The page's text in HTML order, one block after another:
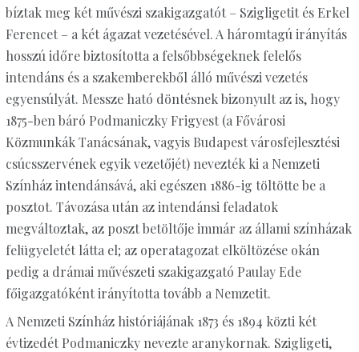
bíztak meg két művészi szakigazgatót – Szigligetit és Erkel
Ferencet – a két ágazat vezetésével. A háromtagú irányítás
hosszú időre biztosította a felsőbbségeknek felelős
intendáns és a szakemberekből álló művészi vezetés
egyensúlyát. Messze ható döntésnek bizonyult az is, hogy
1875-ben báró Podmaniczky Frigyest (a Fővárosi
Közmunkák Tanácsának, vagyis Budapest városfejlesztési
csúcsszervének egyik vezetőjét) nevezték ki a Nemzeti
Színház intendánsává, aki egészen 1886-ig töltötte be a
posztot. Távozása után az intendánsi feladatok
megváltoztak, az poszt betöltője immár az állami színházak
felügyeletét látta el; az operatagozat elköltözése okán
pedig a drámai művészeti szakigazgató Paulay Ede
főigazgatóként irányította tovább a Nemzetit.
A Nemzeti Színház históriájának 1873 és 1894 közti két
évtizedét Podmaniczky nevezte aranykornak. Szigligeti,